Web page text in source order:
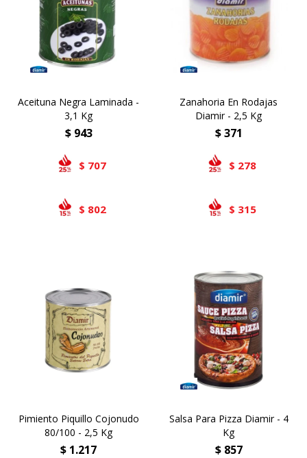
Aceituna Negra Laminada -
3,1 Kg
$ 943
$ 707
$ 802
Zanahoria En Rodajas
Diamir - 2,5 Kg
$ 371
$ 278
$ 315
Pimiento Piquillo Cojonudo
80/100 - 2,5 Kg
$ 1.217
Salsa Para Pizza Diamir - 4
Kg
$ 857
Bivalvos
Chipirón
Crustáceos
Bastones
Arrolladitos
Otros
Preparados de vegetales
Pulpa de frutas
Italianas
Il Porto
NotCo
Beyond Meat
Like linen
Double Point